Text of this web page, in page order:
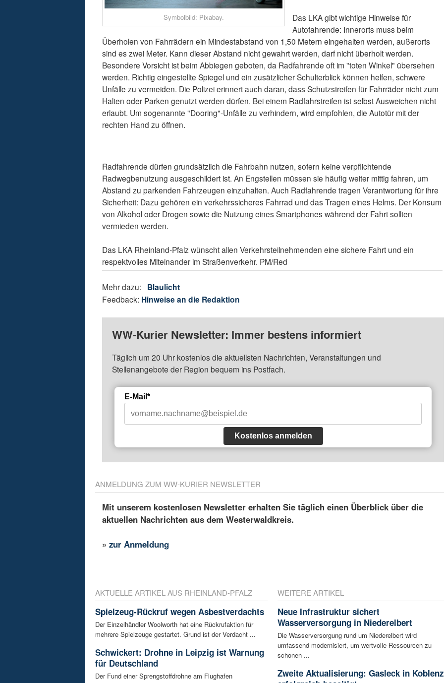
Symbolbild: Pixabay.
Das LKA gibt wichtige Hinweise für
Autofahrende: Innerorts muss beim
Überholen von Fahrrädern ein Mindestabstand von 1,50 Metern eingehalten werden, außerorts
sind es zwei Meter. Kann dieser Abstand nicht gewahrt werden, darf nicht überholt werden.
Besondere Vorsicht ist beim Abbiegen geboten, da Radfahrende oft im "toten Winkel" übersehen
werden. Richtig eingestellte Spiegel und ein zusätzlicher Schulterblick können helfen, schwere
Unfälle zu vermeiden. Die Polizei erinnert auch daran, dass Schutzstreifen für Fahrräder nicht zum
Halten oder Parken genutzt werden dürfen. Bei einem Radfahrstreifen ist selbst Ausweichen nicht
erlaubt. Um sogenannte "Dooring"-Unfälle zu verhindern, wird empfohlen, die Autotür mit der
rechten Hand zu öffnen.
Radfahrende dürfen grundsätzlich die Fahrbahn nutzen, sofern keine verpflichtende
Radwegbenutzung ausgeschildert ist. An Engstellen müssen sie häufig weiter mittig fahren, um
Abstand zu parkenden Fahrzeugen einzuhalten. Auch Radfahrende tragen Verantwortung für ihre
Sicherheit: Dazu gehören ein verkehrssicheres Fahrrad und das Tragen eines Helms. Der Konsum
von Alkohol oder Drogen sowie die Nutzung eines Smartphones während der Fahrt sollten
vermieden werden.
Das LKA Rheinland-Pfalz wünscht allen Verkehrsteilnehmenden eine sichere Fahrt und ein
respektvolles Miteinander im Straßenverkehr. PM/Red
Mehr dazu: Blaulicht
Feedback: Hinweise an die Redaktion
WW-Kurier Newsletter: Immer bestens informiert
Täglich um 20 Uhr kostenlos die aktuellsten Nachrichten, Veranstaltungen und
Stellenangebote der Region bequem ins Postfach.
E-Mail*
Kostenlos anmelden
ANMELDUNG ZUM WW-KURIER NEWSLETTER
Mit unserem kostenlosen Newsletter erhalten Sie täglich einen Überblick über die
aktuellen Nachrichten aus dem Westerwaldkreis.
»zur Anmeldung
AKTUELLE ARTIKEL AUS RHEINLAND-PFALZ
Spielzeug-Rückruf wegen Asbestverdachts
Der Einzelhändler Woolworth hat eine Rückrufaktion für
mehrere Spielzeuge gestartet. Grund ist der Verdacht ...
Schwickert: Drohne in Leipzig ist Warnung
für Deutschland
Der Fund einer Sprengstoffdrohne am Flughafen
WEITERE ARTIKEL
Neue Infrastruktur sichert
Wasserversorgung in Niederelbert
Die Wasserversorgung rund um Niederelbert wird
umfassend modernisiert, um wertvolle Ressourcen zu
schonen ...
Zweite Aktualisierung: Gasleck in Koblenz